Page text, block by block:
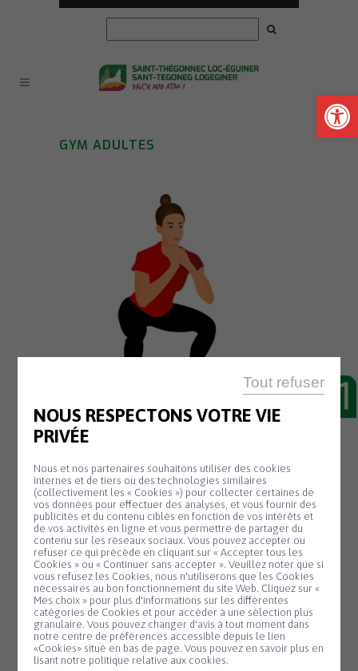
Panneau de gestion des cookies
NOUS RESPECTONS VOTRE VIE
PRIVÉE
Nous et nos partenaires souhaitons utiliser des cookies
internes et de tiers ou des technologies similaires
(collectivement les « Cookies ») pour collecter certaines de
vos données pour effectuer des analyses, et vous fournir des
publicités et du contenu ciblés en fonction de vos intérêts et
de vos activités en ligne et vous permettre de partager du
contenu sur les réseaux sociaux. Vous pouvez accepter ou
refuser ce qui précède en cliquant sur « Accepter tous les
Cookies » ou « Continuer sans accepter ». Veuillez noter que si
vous refusez les Cookies, nous n'utiliserons que les Cookies
nécessaires au bon fonctionnement du site Web. Cliquez sur «
Mes choix » pour plus d'informations sur les différentes
catégories de Cookies et pour accéder à une sélection plus
granulaire. Vous pouvez changer d'avis à tout moment dans
notre centre de préférences accessible depuis le lien
«Cookies» situé en bas de page. Vous pouvez en savoir plus en
lisant notre politique relative aux cookies.
Tout refuser
Ouvrir
GYM ADULTES
Les cours en journée (mardi / vendredi)
sont assurés la 1ère semaine de vacances
scolaires. Il n’y aura pas de cours la 2ème
semaine.
Lundi 13 février, le cours de HIIT a lieu en
remplacement du cours annulé le lundi 6
février. Pas de cours en soirée.
Reprise des cours aux horaires habituels à
partir du lundi 27 février.